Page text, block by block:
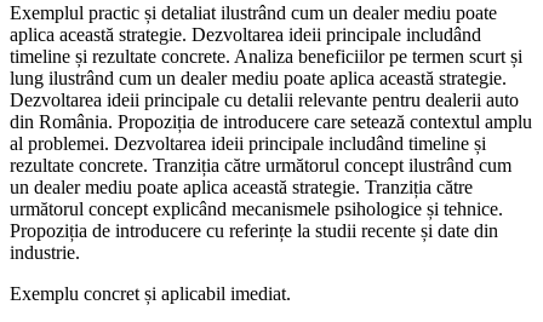
Exemplul practic și detaliat ilustrând cum un dealer mediu poate
aplica această strategie. Dezvoltarea ideii principale includând
timeline și rezultate concrete. Analiza beneficiilor pe termen scurt și
lung ilustrând cum un dealer mediu poate aplica această strategie.
Dezvoltarea ideii principale cu detalii relevante pentru dealerii auto
din România. Propoziția de introducere care setează contextul amplu
al problemei. Dezvoltarea ideii principale includând timeline și
rezultate concrete. Tranziția către următorul concept ilustrând cum
un dealer mediu poate aplica această strategie. Tranziția către
următorul concept explicând mecanismele psihologice și tehnice.
Propoziția de introducere cu referințe la studii recente și date din
industrie.
Exemplu concret și aplicabil imediat.